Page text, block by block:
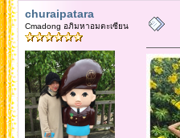
churaipatara
Cmadong อภิมหาอมตะเซียน